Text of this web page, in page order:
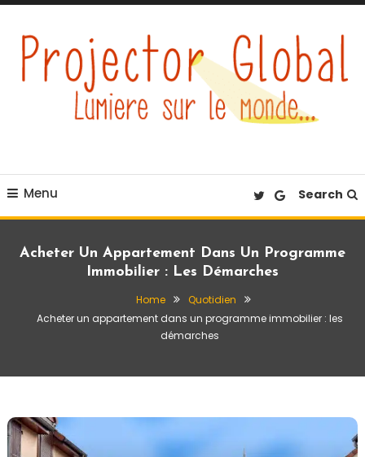
Skip
Content
Menu Search
Acheter Un Appartement Dans Un Programme
Immobilier : Les Démarches
Home
Quotidien
Acheter un appartement dans un programme immobilier : les
démarches